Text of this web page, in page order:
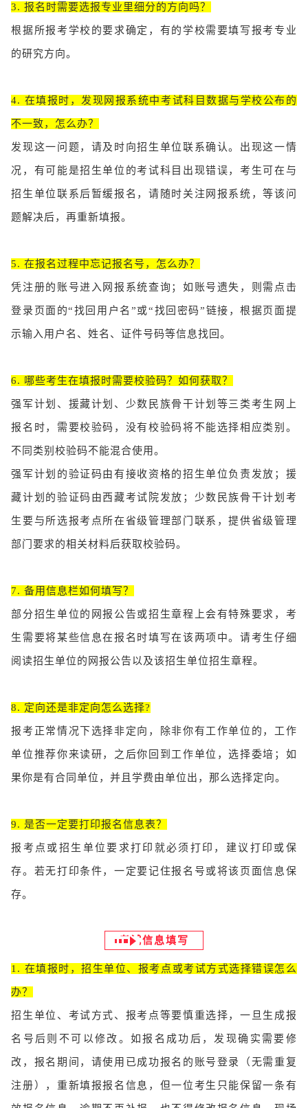
3. 报名时需要选报专业里细分的方向吗？
根据所报考学校的要求确定，有的学校需要填写报考专业
的研究方向。
4. 在填报时，发现网报系统中考试科目数据与学校公布的
不一致，怎么办？
发现这一问题，请及时向招生单位联系确认。出现这一情
况，有可能是招生单位的考试科目出现错误，考生可在与
招生单位联系后暂缓报名，请随时关注网报系统，等该问
题解决后，再重新填报。
5. 在报名过程中忘记报名号，怎么办？
凭注册的账号进入网报系统查询；如账号遗失，则需点击
登录页面的“找回用户名”或“找回密码”链接，根据页面提
示输入用户名、姓名、证件号码等信息找回。
6. 哪些考生在填报时需要校验码？如何获取？
强军计划、援藏计划、少数民族骨干计划等三类考生网上
报名时，需要校验码，没有校验码将不能选择相应类别。
不同类别校验码不能混合使用。
强军计划的验证码由有接收资格的招生单位负责发放；援
藏计划的验证码由西藏考试院发放；少数民族骨干计划考
生要与所选报考点所在省级管理部门联系，提供省级管理
部门要求的相关材料后获取校验码。
7. 备用信息栏如何填写？
部分招生单位的网报公告或招生章程上会有特殊要求，考
生需要将某些信息在报名时填写在该两项中。请考生仔细
阅读招生单位的网报公告以及该招生单位招生章程。
8. 定向还是非定向怎么选择?
报考正常情况下选择非定向，除非你有工作单位的，工作
单位推荐你来读研，之后你回到工作单位，选择委培；如
果你是有合同单位，并且学费由单位出，那么选择定向。
9. 是否一定要打印报名信息表？
报考点或招生单位要求打印就必须打印，建议打印或保
存。若无打印条件，一定要记住报名号或将该页面信息保
存。
考试信息填写
1. 在填报时，招生单位、报考点或考试方式选择错误怎么
办？
招生单位、考试方式、报考点等要慎重选择，一旦生成报
名号后则不可以修改。如报名成功后，发现确实需要修
改，报名期间，请使用已成功报名的账号登录（无需重复
注册），重新填报报名信息，但一位考生只能保留一条有